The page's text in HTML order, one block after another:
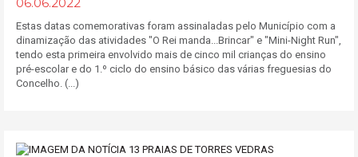
Estas datas comemorativas foram assinaladas pelo Município com a
dinamização das atividades "O Rei manda...Brincar" e "Mini-Night Run",
tendo esta primeira envolvido mais de cinco mil crianças do ensino
pré-escolar e do 1.º ciclo do ensino básico das várias freguesias do
Concelho. (...)